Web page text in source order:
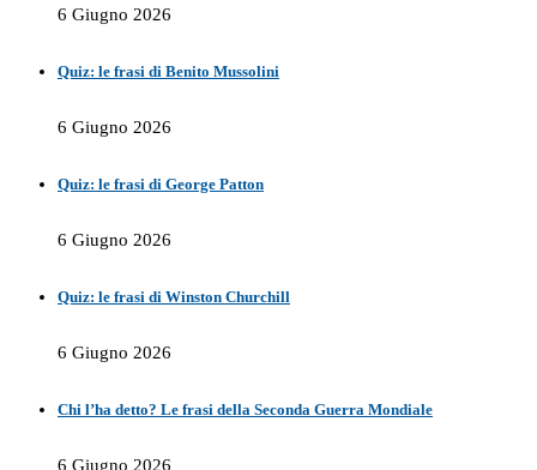
6 Giugno 2026
Quiz: le frasi di Benito Mussolini
6 Giugno 2026
Quiz: le frasi di George Patton
6 Giugno 2026
Quiz: le frasi di Winston Churchill
6 Giugno 2026
Chi l’ha detto? Le frasi della Seconda Guerra Mondiale
6 Giugno 2026